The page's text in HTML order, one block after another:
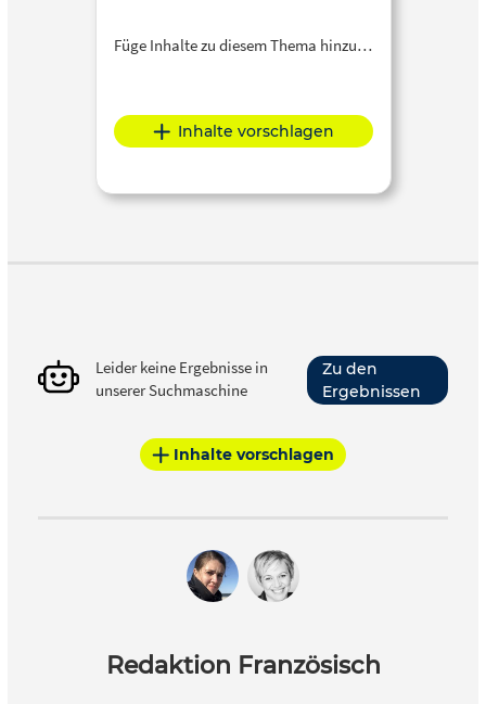
Füge Inhalte zu diesem Thema hinzu…
Inhalte vorschlagen
Leider keine Ergebnisse in
unserer Suchmaschine
Zu den
Ergebnissen
Inhalte vorschlagen
Redaktion Französisch